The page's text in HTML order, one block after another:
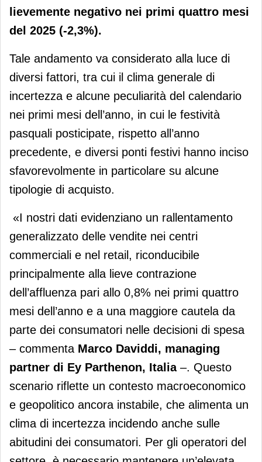
lievemente negativo nei primi quattro mesi
del 2025 (-2,3%).
Tale andamento va considerato alla luce di
diversi fattori, tra cui il clima generale di
incertezza e alcune peculiarità del calendario
nei primi mesi dell’anno, in cui le festività
pasquali posticipate, rispetto all’anno
precedente, e diversi ponti festivi hanno inciso
sfavorevolmente in particolare su alcune
tipologie di acquisto.
«I nostri dati evidenziano un rallentamento
generalizzato delle vendite nei centri
commerciali e nel retail, riconducibile
principalmente alla lieve contrazione
dell’affluenza pari allo 0,8% nei primi quattro
mesi dell’anno e a una maggiore cautela da
parte dei consumatori nelle decisioni di spesa
– commenta Marco Daviddi, managing
partner di Ey Parthenon, Italia–. Questo
scenario riflette un contesto macroeconomico
e geopolitico ancora instabile, che alimenta un
clima di incertezza incidendo anche sulle
abitudini dei consumatori. Per gli operatori del